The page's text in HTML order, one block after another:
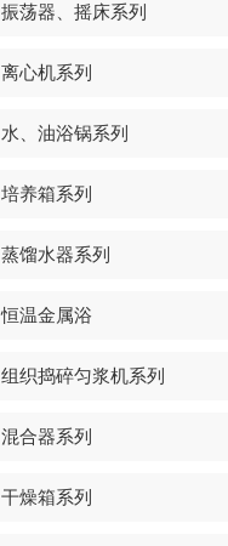
振荡器、摇床系列
离心机系列
水、油浴锅系列
培养箱系列
蒸馏水器系列
恒温金属浴
组织捣碎匀浆机系列
混合器系列
干燥箱系列